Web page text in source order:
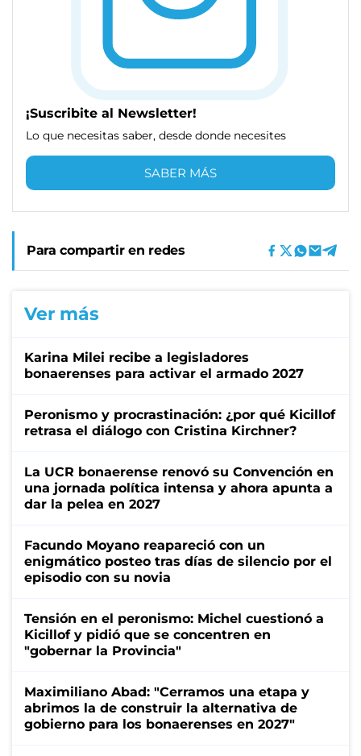
¡Suscribite al Newsletter!
Lo que necesitas saber, desde donde necesites
SABER MÁS
Para compartir en redes
Ver más
Karina Milei recibe a legisladores
bonaerenses para activar el armado 2027
Peronismo y procrastinación: ¿por qué Kicillof
retrasa el diálogo con Cristina Kirchner?
La UCR bonaerense renovó su Convención en
una jornada política intensa y ahora apunta a
dar la pelea en 2027
Facundo Moyano reapareció con un
enigmático posteo tras días de silencio por el
episodio con su novia
Tensión en el peronismo: Michel cuestionó a
Kicillof y pidió que se concentren en
"gobernar la Provincia"
Maximiliano Abad: "Cerramos una etapa y
abrimos la de construir la alternativa de
gobierno para los bonaerenses en 2027"